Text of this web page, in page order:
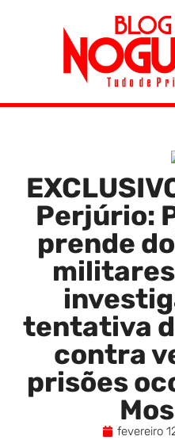
Perjúrio:
prende
tentativa
contra
prisões
fevereiro